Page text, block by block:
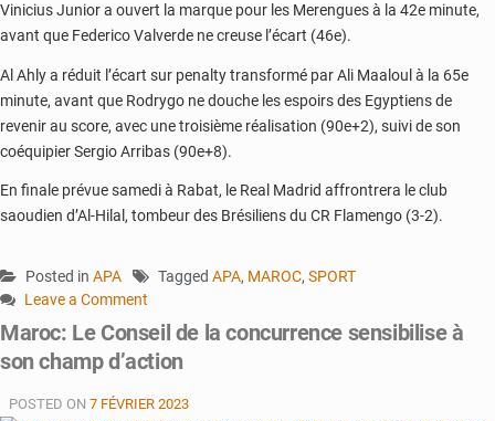
à
l’encontre
Royaume
Vinicius Junior a ouvert la marque pour les Merengues à la 42e minute,
avant que Federico Valverde ne creuse l’écart (46e).
Al Ahly a réduit l’écart sur penalty transformé par Ali Maaloul à la 65e
minute, avant que Rodrygo ne douche les espoirs des Egyptiens de
revenir au score, avec une troisième réalisation (90e+2), suivi de son
coéquipier Sergio Arribas (90e+8).
En finale prévue samedi à Rabat, le Real Madrid affrontrera le club
saoudien d’Al-Hilal, tombeur des Brésiliens du CR Flamengo (3-2).
Posted in APA Tagged APA, MAROC, SPORT
Leave a Comment
Mondialito
:
Real
Maroc: Le Conseil de la concurrence sensibilise à
son champ d’action
POSTED ON 7 FÉVRIER 2023